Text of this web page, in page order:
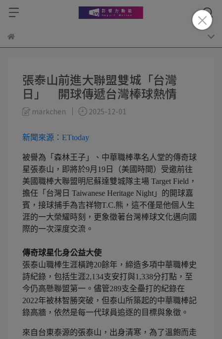
張泰山前進大聯盟雙城「台灣
日」 開球傳遞台灣棒球熱情
markchen 2025-12-01
新聞來源：ETtoday
被譽為「森林王子」、中華職棒準名人堂的傳奇球
星張泰山，即將於9月19日（美國時間）受邀前往
美國職棒大聯盟明尼蘇達雙城隊主場 Target Field，
擔任「台灣日 Taiwanese Heritage Night」的開球嘉
賓，接球捕手為吉祥物T.C.熊，這不僅是他個人生
涯的一大榮耀時刻，更象徵著台灣棒球文化邁向國
際的一次深度交流。
傳奇球星化身公益大使
張泰山職棒生涯橫跨20餘年，締造多項中華職棒史
詩紀錄，包括生涯2,134支安打與1,338分打點，至
今仍高懸聯盟第一。儘管289支全壘打的紀錄在
2022年被林智勝突破，但泰山所築起的中華職棒記
錄高牆，依然是每一代球員追逐的目標與象徵。
來自台東泰源的張泰山，出身清寒，為了溫飽而走